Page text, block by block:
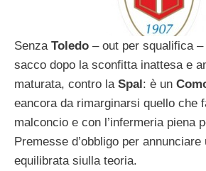
Senza Toledo – out per squalifica –
sacco dopo la sconfitta inattesa e
maturata, contro la Spal : è un
eancora da rimarginarsi quello che
malconcio e con l’infermeria piena
Premesse d’obbligo per annunciare
equilibrata siulla teoria.